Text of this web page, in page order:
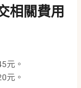
相關費用
元。
元。